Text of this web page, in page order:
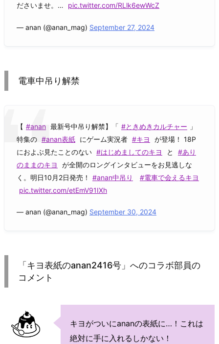
ださいませ。…
pic.twitter.com/RLlk6ewWcZ
— anan (@anan_mag) September 27, 2024
電車中吊り解禁
【 #anan 最新号中吊り解禁】「 #ときめきカルチャー
」
特集の #anan表紙 にゲーム実況者 #キヨ
が登場！ 18P
におよぶ見たことのない #はじめましてのキヨ と
#あり
のままのキヨ
が全開のロングインタビューをお見逃しな
く。明日10月2日発売！
#anan中吊り
#電車で会えるキヨ
pic.twitter.com/etEmV91IXh
— anan (@anan_mag) September 30, 2024
「キヨ表紙のanan2416号」へのコラボ部員の
コメント
キヨがついにananの表紙に…！これは
絶対に手に入れるしかない！